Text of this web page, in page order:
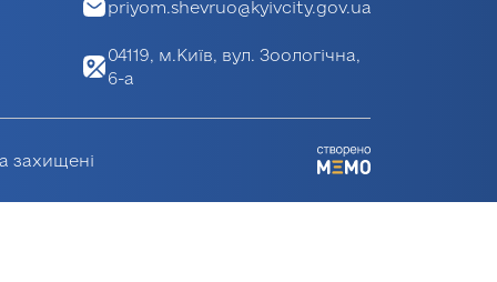
priyom.shevruo@kyivcity.gov.ua
04119, м.Київ, вул. Зоологічна,
6-а
захищені